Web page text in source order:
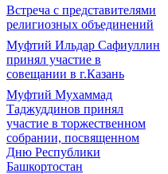
Встреча с представителями
религиозных объединений
Муфтий Ильдар Сафиуллин
принял участие в
совещании в г.Казань
Муфтий Мухаммад
Таджуддинов принял
участие в торжественном
собрании, посвященном
Дню Республики
Башкортостан